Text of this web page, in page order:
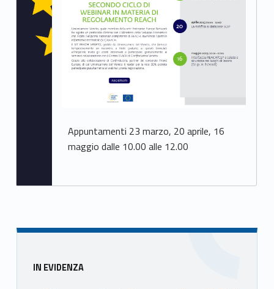
Appuntamenti 23 marzo, 20 aprile, 16
maggio dalle 10.00 alle 12.00
Sidebar
IN EVIDENZA